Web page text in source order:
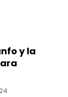
y la